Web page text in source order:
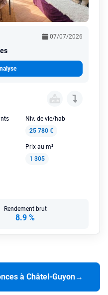
07/07/2026
Niv. de vie/hab
25 780 €
Prix au m²
1 305
Rendement brut
8.9 %
à Châtel-Guyon→